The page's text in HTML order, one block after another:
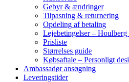
Gebyr & ændringer
Tilpasning & returnering
Opdeling af betaling
Lejebetingelser – Houlberg
Prisliste
Størrelses guide
Købsaftale – Personligt
Ambassadør ansøgning
Leveringstider